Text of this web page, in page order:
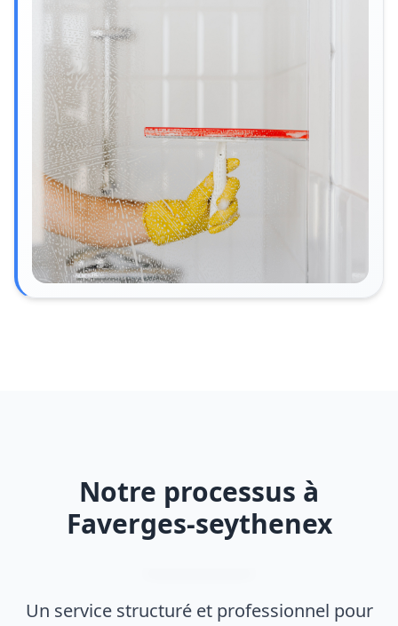
Notre processus à
Faverges-seythenex
Un service structuré et professionnel pour